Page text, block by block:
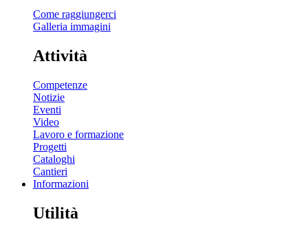
Come raggiungerci
Galleria immagini
Attività
Competenze
Notizie
Eventi
Video
Lavoro e formazione
Progetti
Cataloghi
Cantieri
Informazioni
Utilità